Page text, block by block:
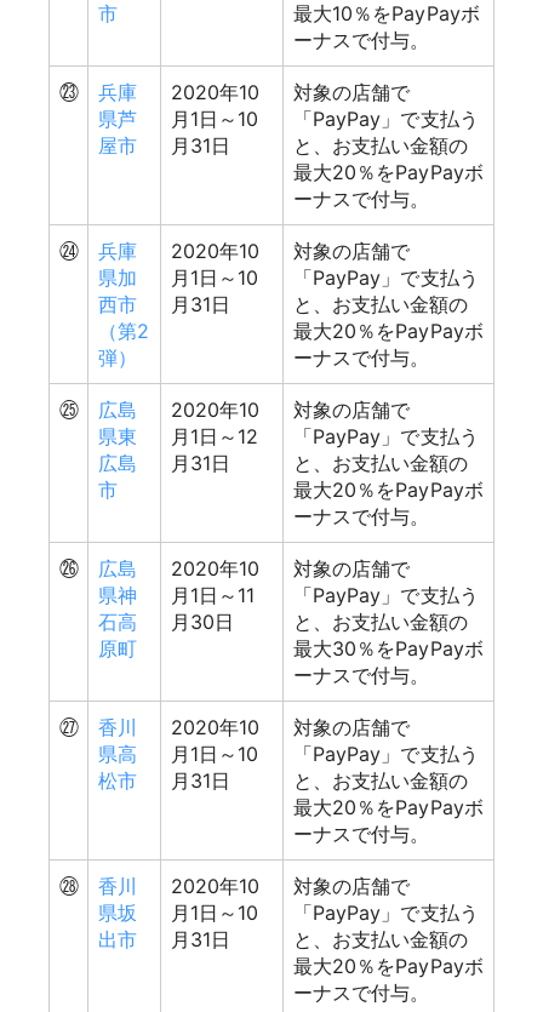
市
最大10％をPayPayボ
ーナスで付与。
㉓
兵庫
県芦
屋市
2020年10
月1日～10
月31日
対象の店舗で
「PayPay」で支払う
と、お支払い金額の
最大20％をPayPayボ
ーナスで付与。
㉔
兵庫
県加
西市
（第2
弾）
2020年10
月1日～10
月31日
対象の店舗で
「PayPay」で支払う
と、お支払い金額の
最大20％をPayPayボ
ーナスで付与。
㉕
広島
県東
広島
市
2020年10
月1日～12
月31日
対象の店舗で
「PayPay」で支払う
と、お支払い金額の
最大20％をPayPayボ
ーナスで付与。
㉖
広島
県神
石高
原町
2020年10
月1日～11
月30日
対象の店舗で
「PayPay」で支払う
と、お支払い金額の
最大30％をPayPayボ
ーナスで付与。
㉗
香川
県高
松市
2020年10
月1日～10
月31日
対象の店舗で
「PayPay」で支払う
と、お支払い金額の
最大20％をPayPayボ
ーナスで付与。
㉘
香川
県坂
出市
2020年10
月1日～10
月31日
対象の店舗で
「PayPay」で支払う
と、お支払い金額の
最大20％をPayPayボ
ーナスで付与。